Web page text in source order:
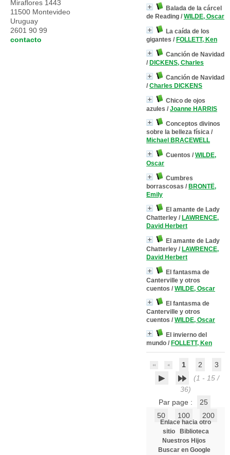
Balada de la cárcel
de Reading / WILDE, Oscar
La caída de los
gigantes / FOLLETT, Ken
Canción de Navidad
/ DICKENS, Charles
Canción de Navidad
/ Charles DICKENS
Chico de ojos
azules / Joanne HARRIS
Conceptos divinos
sobre la belleza física /
Michael BRACEWELL
Cuentos / WILDE,
Oscar
Cumbres
borrascosas / BRONTË,
Emily
El amante de Lady
Chatterley / LAWRENCE,
David Herbert
El amante de Lady
Chatterley / LAWRENCE,
David Herbert
El fantasma de
Canterville y otros
cuentos / WILDE, Oscar
El fantasma de
Canterville y otros
cuentos / WILDE, Oscar
El invierno del
mundo / FOLLETT, Ken
1 2
3
(1 - 15 /
36)
Par page :
25
50
100 200
Enlace hacia otro
sitio
Biblioteca
Nuestros Hijos
Buscar en Google
Miraflores 1443
11500 Montevideo
Uruguay
2601 90 99
contacto